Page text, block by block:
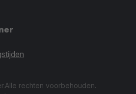
Alle rechten voorbehouden.